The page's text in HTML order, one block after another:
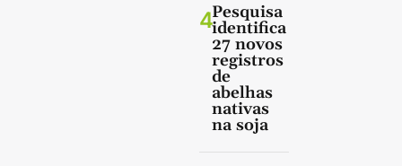
4Pesquisa
identifica
27 novos
registros
de
abelhas
nativas
na soja